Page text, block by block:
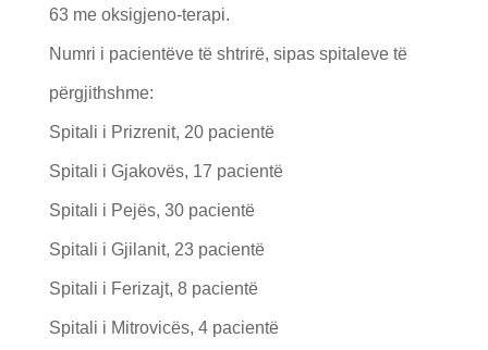
63 me oksigjeno-terapi.
Numri i pacientëve të shtrirë, sipas spitaleve të
përgjithshme:
Spitali i Prizrenit, 20 pacientë
Spitali i Gjakovës, 17 pacientë
Spitali i Pejës, 30 pacientë
Spitali i Gjilanit, 23 pacientë
Spitali i Ferizajt, 8 pacientë
Spitali i Mitrovicës, 4 pacientë